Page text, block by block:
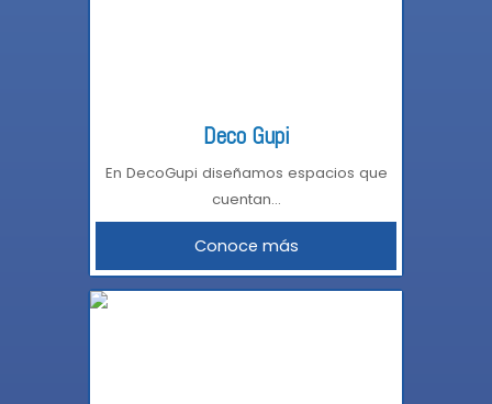
Deco Gupi
En DecoGupi diseñamos espacios que
cuentan...
Conoce más